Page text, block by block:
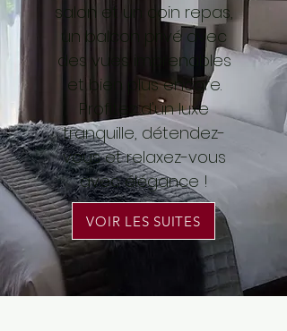
salon et un coin repas,
un balcon privé avec
des vues imprenables
et bien plus encore.
Profitez d'un luxe
tranquille, détendez-
vous et relaxez-vous
avec élégance !
VOIR LES SUITES